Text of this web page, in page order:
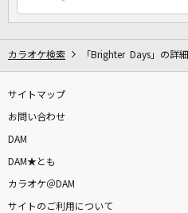
カラオケ検索 「Brighter Days」の詳細
サイトマップ
お問い合わせ
DAM
DAM★とも
カラオケ＠DAM
サイトのご利用について